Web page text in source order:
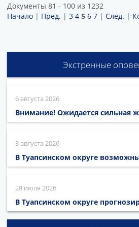
Документы 81 - 100 из 1232
Начало | Пред. | 3 4 5 6 7 | След. |
Экстренные
6 августа 2026
Внимание! Ожидается сильная
3 августа 2026
В Туапсинском округе
28 июля 2026
В Туапсинском округе